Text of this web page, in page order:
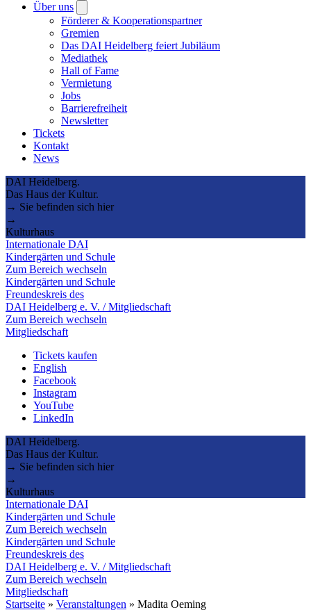
Über uns
submenu
Förderer & Kooperationspartner
Gremien
Das DAI Heidelberg feiert Jubiläum
Mediathek
Hall of Fame
Vermietung
Jobs
Barrierefreiheit
Newsletter
Tickets
Kontakt
News
DAI Heidelberg.
Das Haus der Kultur.
→ Sie befinden sich hier
→
Kulturhaus
Internationale DAI
Kindergärten und Schule
Zum Bereich wechseln
Kindergärten und Schule
Freundeskreis des
DAI Heidelberg e. V. / Mitgliedschaft
Zum Bereich wechseln
Mitgliedschaft
Tickets kaufen
English
Facebook
Instagram
YouTube
LinkedIn
DAI Heidelberg.
Das Haus der Kultur.
→ Sie befinden sich hier
→
Kulturhaus
Internationale DAI
Kindergärten und Schule
Zum Bereich wechseln
Kindergärten und Schule
Freundeskreis des
DAI Heidelberg e. V. / Mitgliedschaft
Zum Bereich wechseln
Mitgliedschaft
Startseite » Veranstaltungen » Madita Oeming